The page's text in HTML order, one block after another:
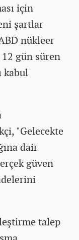
için
şartlar
nükleer
gün süren
kabul
"Gelecekte
dair
güven
talep